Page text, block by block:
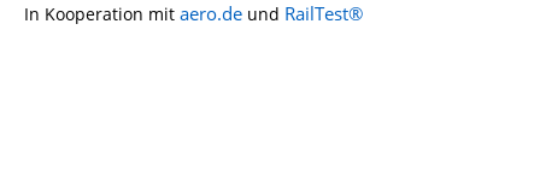
In Kooperation mit aero.de und RailTest®